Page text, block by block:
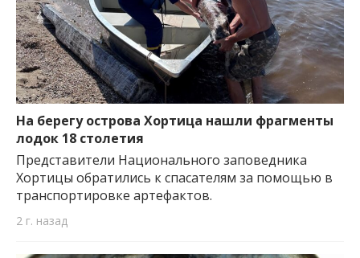
На берегу острова Хортица нашли фрагменты
лодок 18 столетия
Представители Национального заповедника
Хортицы обратились к спасателям за помощью в
транспортировке артефактов.
2 г. назад